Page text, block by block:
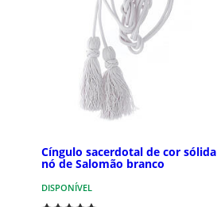
Cíngulo sacerdotal de cor sólida
nó de Salomão branco
DISPONÍVEL